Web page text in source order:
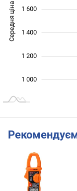
Середня ціна
1 000
1 200
1 400
1 600